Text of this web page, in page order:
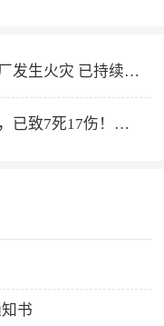
火灾 已持续近24小时
17伤！官方通报→
书